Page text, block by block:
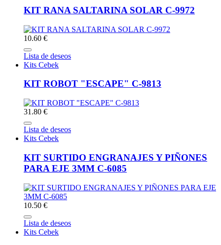
KIT RANA SALTARINA SOLAR C-9972
10.60 €
Lista de deseos
Kits Cebek
KIT ROBOT "ESCAPE" C-9813
31.80 €
Lista de deseos
Kits Cebek
KIT SURTIDO ENGRANAJES Y PIÑONES
PARA EJE 3MM C-6085
10.50 €
Lista de deseos
Kits Cebek